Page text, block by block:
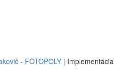
- FOTOPOLY | Implementácia